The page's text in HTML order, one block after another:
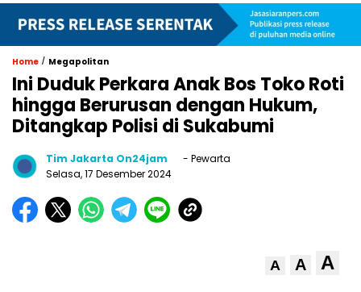
Home / Megapolitan
Ini Duduk Perkara Anak Bos Toko Roti
hingga Berurusan dengan Hukum,
Ditangkap Polisi di Sukabumi
Tim Jakarta On24jam
- Pewarta
Selasa, 17 Desember 2024
A A A